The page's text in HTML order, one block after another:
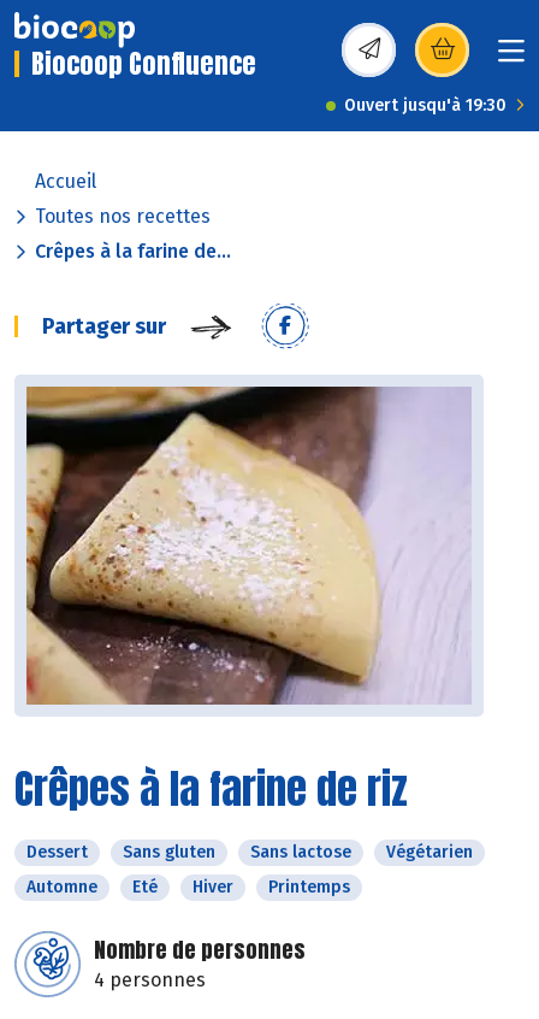
Biocoop Confluence (s’ouvre dans une
Ouvert jusqu'à 19:30
Accueil
Toutes nos recettes
Crêpes à la farine de...
Partager sur
Crêpes à la farine de riz
Dessert Sans gluten Sans lactose
Végétarien
Automne
Eté Hiver Printemps
Nombre de personnes
4 personnes